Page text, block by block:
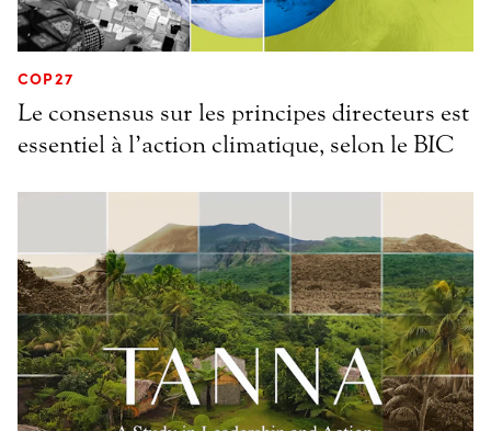
COP27
Le consensus sur les principes directeurs est
essentiel à l’action climatique, selon le BIC